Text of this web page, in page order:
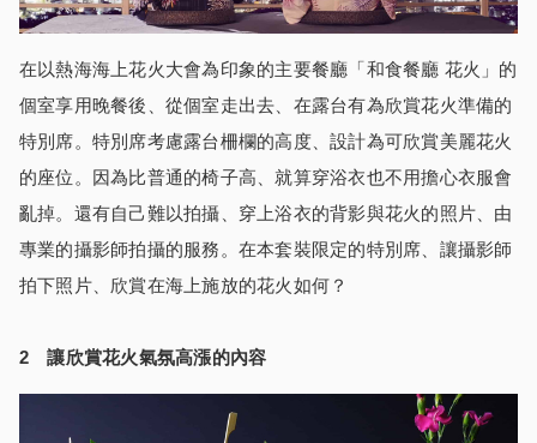
在以熱海海上花火大會為印象的主要餐廳「和食餐廳 花火」的
個室享用晚餐後、從個室走出去、在露台有為欣賞花火準備的
特別席。特別席考慮露台柵欄的高度、設計為可欣賞美麗花火
的座位。因為比普通的椅子高、就算穿浴衣也不用擔心衣服會
亂掉。還有自己難以拍攝、穿上浴衣的背影與花火的照片、由
專業的攝影師拍攝的服務。在本套裝限定的特別席、讓攝影師
拍下照片、欣賞在海上施放的花火如何？
2 讓欣賞花火氣氛高漲的內容